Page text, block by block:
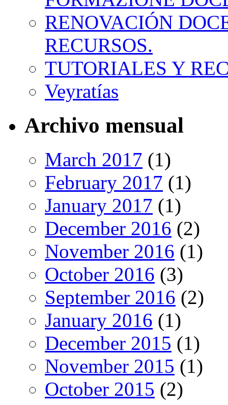
RENOVACIÓN
RECURSOS.
TUTORIALES Y
Veyratías
Archivo mensual
March 2017 (1)
February 2017 (1)
January 2017 (1)
December 2016 (2)
November 2016 (1)
October 2016 (3)
September 2016 (2)
January 2016 (1)
December 2015 (1)
November 2015 (1)
October 2015 (2)